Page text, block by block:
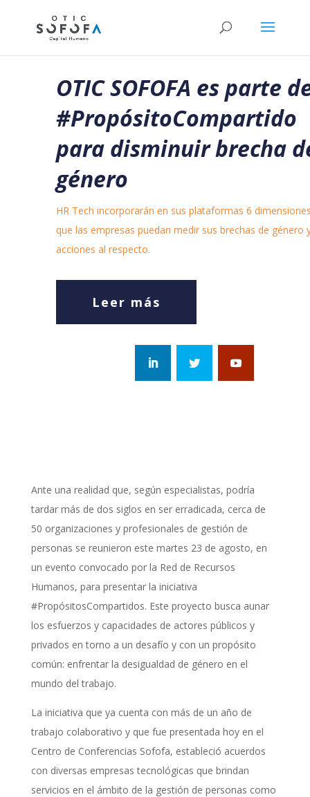
OTIC SOFOFA es parte
#PropósitoCompartido
para disminuir brecha
género
HR Tech incorporarán en sus plataformas 6
que las empresas puedan medir sus brechas de género
acciones al respecto.
Leer más
Ante una realidad que, según especialistas, podría
tardar más de dos siglos en ser erradicada, cerca de
50 organizaciones y profesionales de gestión de
personas se reunieron este martes 23 de agosto, en
un evento convocado por la Red de Recursos
Humanos, para presentar la iniciativa
#PropósitosCompartidos. Este proyecto busca aunar
los esfuerzos y capacidades de actores públicos y
privados en torno a un desafío y con un propósito
común: enfrentar la desigualdad de género en el
mundo del trabajo.
La iniciativa que ya cuenta con más de un año de
trabajo colaborativo y que fue presentada hoy en el
Centro de Conferencias Sofofa, estableció acuerdos
con diversas empresas tecnológicas que brindan
servicios en el ámbito de la gestión de personas como